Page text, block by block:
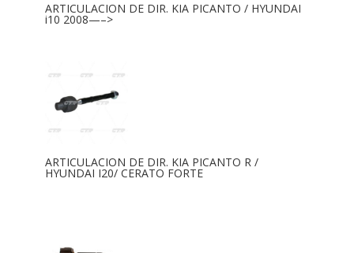
ARTICULACION DE DIR. KIA PICANTO / HYUNDAI
i10 2008—–>
ARTICULACION DE DIR. KIA PICANTO R /
HYUNDAI I20/ CERATO FORTE